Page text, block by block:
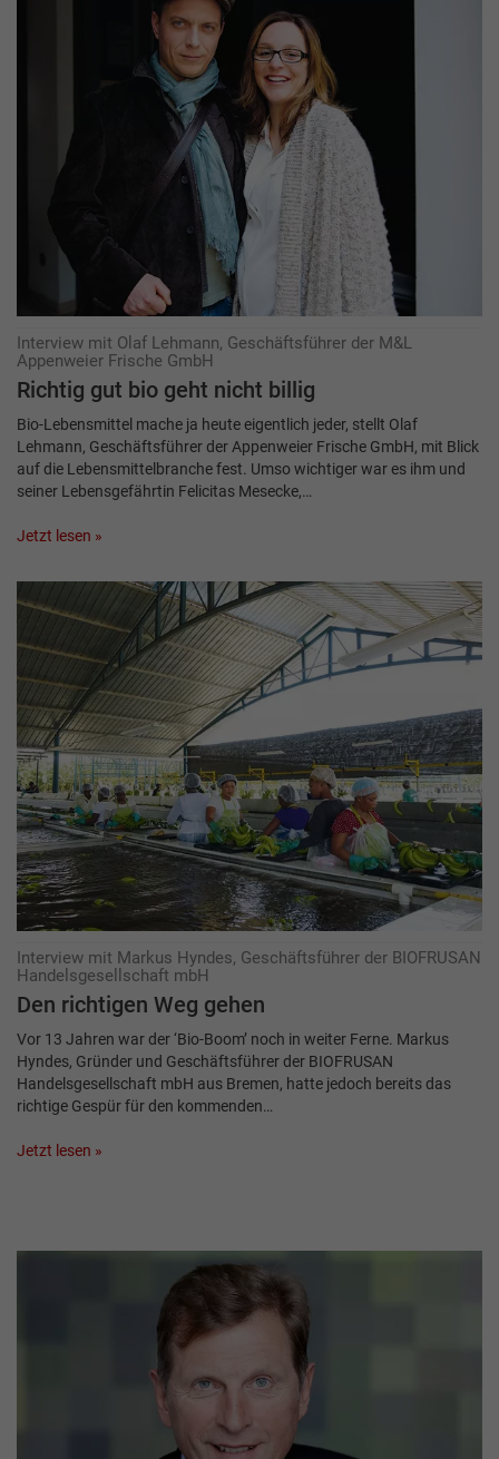
Interview mit Olaf Lehmann, Geschäftsführer der M&L
Appenweier Frische GmbH
Richtig gut bio geht nicht billig
Bio-Lebensmittel mache ja heute eigentlich jeder, stellt Olaf
Lehmann, Geschäftsführer der Appenweier Frische GmbH, mit Blick
auf die Lebensmittelbranche fest. Umso wichtiger war es ihm und
seiner Lebensgefährtin Felicitas Mesecke,…
Jetzt lesen »
Interview mit Markus Hyndes, Geschäftsführer der BIOFRUSAN
Handelsgesellschaft mbH
Den richtigen Weg gehen
Vor 13 Jahren war der ‘Bio-Boom’ noch in weiter Ferne. Markus
Hyndes, Gründer und Geschäftsführer der BIOFRUSAN
Handelsgesellschaft mbH aus Bremen, hatte jedoch bereits das
richtige Gespür für den kommenden…
Jetzt lesen »